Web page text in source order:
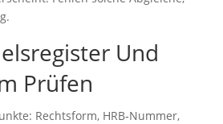
Und
Prüfen
Rechtsform, HRB‑Nummer,